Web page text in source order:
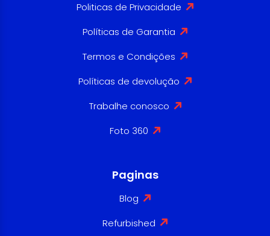
Politicas de Privacidade
Políticas de Garantia
Termos e Condições
Políticas de devolução
Trabalhe conosco
Foto 360
Paginas
Blog
Refurbished